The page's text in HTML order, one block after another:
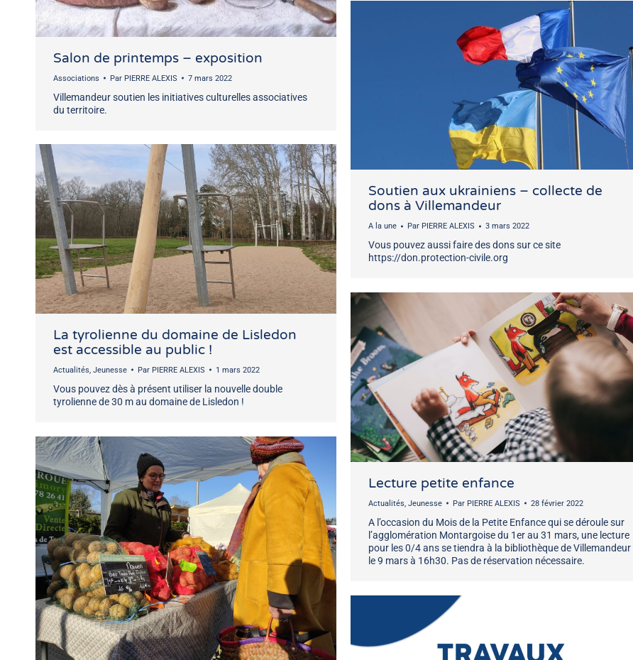
Salon de printemps – exposition
Associations Par PIERRE ALEXIS 7 mars 2022
Villemandeur soutien les initiatives culturelles associatives
du territoire.
Soutien aux ukrainiens – collecte de
dons à Villemandeur
A la une Par PIERRE ALEXIS 3 mars 2022
Vous pouvez aussi faire des dons sur ce site
https://don.protection-civile.org
La tyrolienne du domaine de Lisledon
est accessible au public !
Actualités, Jeunesse Par PIERRE ALEXIS 1 mars 2022
Vous pouvez dès à présent utiliser la nouvelle double
tyrolienne de 30 m au domaine de Lisledon !
Lecture petite enfance
Actualités, Jeunesse Par PIERRE ALEXIS 28 février 2022
A l’occasion du Mois de la Petite Enfance qui se déroule sur
l’agglomération Montargoise du 1er au 31 mars, une lecture
pour les 0/4 ans se tiendra à la bibliothèque de Villemandeur
le 9 mars à 16h30. Pas de réservation nécessaire.